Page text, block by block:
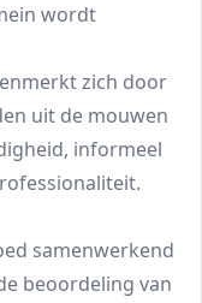
wordt
zich door
uit de mouwen
informeel
samenwerkend
beoordeling van